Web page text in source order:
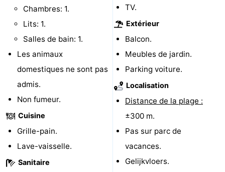
vue
Terrains
de
jeux
Aires
de
jeux
intérieures
Bowling
-
Parcours
de
mini-
golf
Centres
de
bien-
être
Villages
&
villes
Nature
Visites
guidées
Sports
Chambres: 1.
Lits: 1.
Salles de bain: 1.
Les animaux
domestiques ne sont pas
admis.
Non fumeur.
Cuisine
Grille-pain.
Lave-vaisselle.
Sanitaire
TV.
Extérieur
Balcon.
Meubles de jardin.
Parking voiture.
Localisation
Distance de la plage :
±300 m.
Pas sur parc de
vacances.
Gelijkvloers.